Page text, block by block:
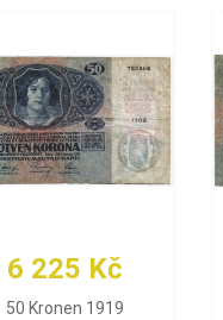
6 225 Kč
50 Kronen 1919